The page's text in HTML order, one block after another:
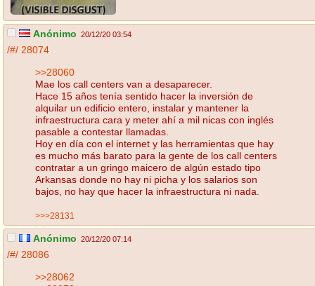
Anónimo 20/12/20 03:54
/#/ 28074
>>28060
Mae los call centers van a desaparecer.
Hace 15 años tenía sentido hacer la inversión de
alquilar un edificio entero, instalar y mantener la
infraestructura cara y meter ahí a mil nicas con inglés
pasable a contestar llamadas.
Hoy en día con el internet y las herramientas que hay
es mucho más barato para la gente de los call centers
contratar a un gringo maicero de algún estado tipo
Arkansas donde no hay ni picha y los salarios son
bajos, no hay que hacer la infraestructura ni nada.
>>>28131
Anónimo 20/12/20 07:14
/#/ 28086
>>28062